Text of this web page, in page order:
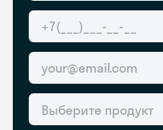
Выберите продукт